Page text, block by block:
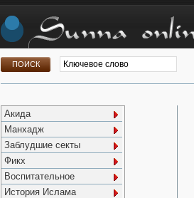
Акида
Манхадж
Заблудшие секты
Фикх
Воспитательное
История Ислама